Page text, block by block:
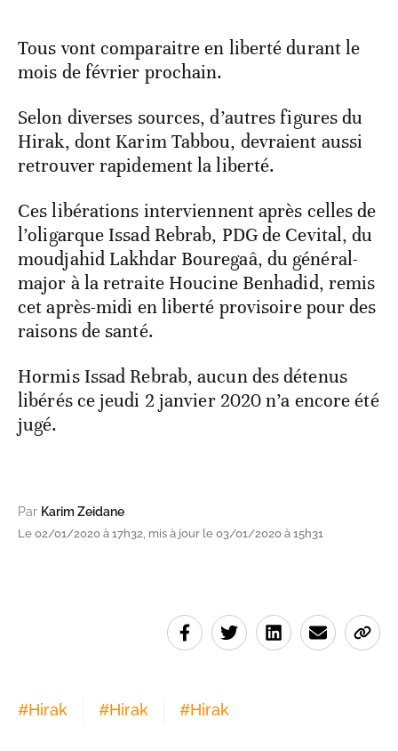
Tous vont comparaitre en liberté durant le
mois de février prochain.
Selon diverses sources, d’autres figures du
Hirak, dont Karim Tabbou, devraient aussi
retrouver rapidement la liberté.
Ces libérations interviennent après celles de
l’oligarque Issad Rebrab, PDG de Cevital, du
moudjahid Lakhdar Bouregaâ, du général-
major à la retraite Houcine Benhadid, remis
cet après-midi en liberté provisoire pour des
raisons de santé.
Hormis Issad Rebrab, aucun des détenus
libérés ce jeudi 2 janvier 2020 n’a encore été
jugé.
Par Karim Zeidane
Le 02/01/2020 à 17h32, mis à jour le 03/01/2020 à 15h31
#Hirak #Hirak #Hirak